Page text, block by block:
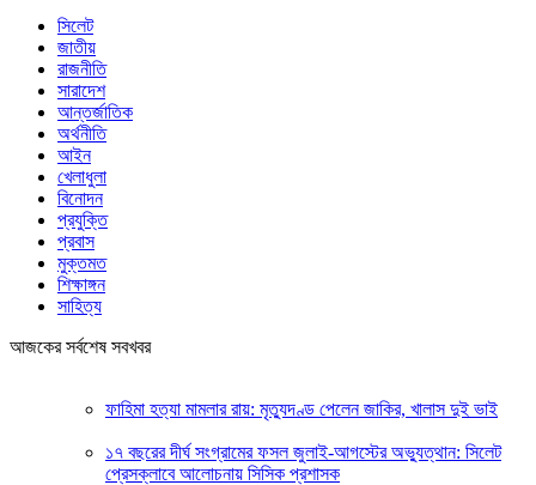
সিলেট
জাতীয়
রাজনীতি
সারাদেশ
আন্তর্জাতিক
অর্থনীতি
আইন
খেলাধুলা
বিনোদন
প্রযুক্তি
প্রবাস
মুক্তমত
শিক্ষাঙ্গন
সাহিত্য
আজকের সর্বশেষ সবখবর
ফাহিমা হত্যা মামলার রায়: মৃত্যুদণ্ড পেলেন জাকির, খালাস দুই ভাই
১৭ বছরের দীর্ঘ সংগ্রামের ফসল জুলাই-আগস্টের অভ্যুত্থান: সিলেট
প্রেসক্লাবে আলোচনায় সিসিক প্রশাসক